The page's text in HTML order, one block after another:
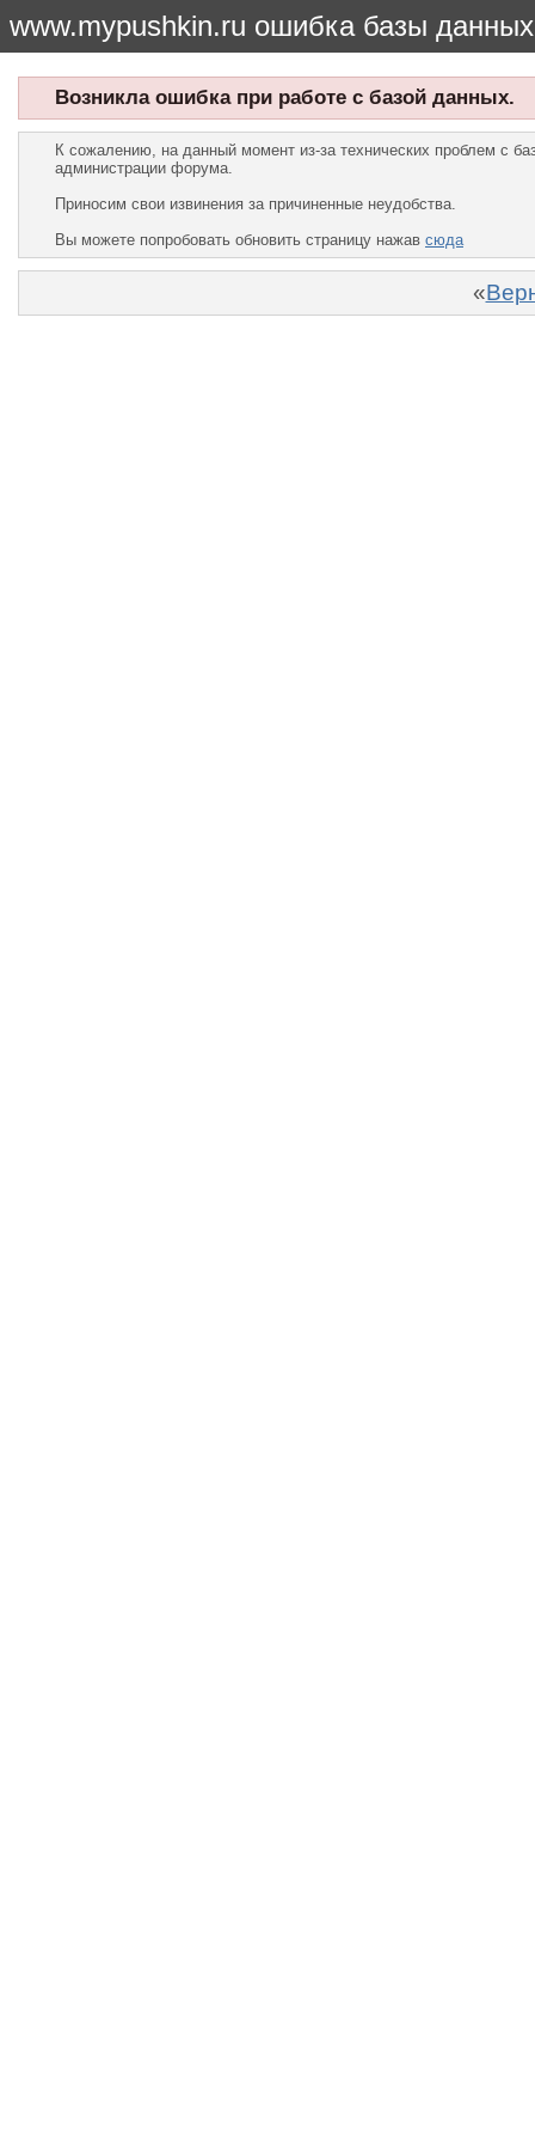
www.mypushkin.ru ошибка базы данных
Возникла ошибка при работе с базой данных.
К сожалению, на данный момент из-за технических проблем с
администрации форума.
Приносим свои извинения за причиненные неудобства.
Вы можете попробовать обновить страницу нажав сюда
«